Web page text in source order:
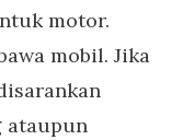
motor.
mobil. Jika
ataupun